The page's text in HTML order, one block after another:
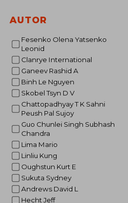
AUTOR
Fesenko Olena Yatsenko
Leonid
Clanrye International
Ganeev Rashid A
Binh Le Nguyen
Skobel Tsyn D V
Chattopadhyay T K Sahni
Peush Pal Sujoy
Guo Chunlei Singh Subhash
Chandra
Lima Mario
Linliu Kung
Oughstun Kurt E
Sukuta Sydney
Andrews David L
Hecht Jeff